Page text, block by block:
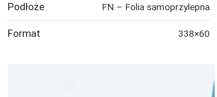
naklejek
Podłoże FN – Folia samoprzylepna
Format 338×60